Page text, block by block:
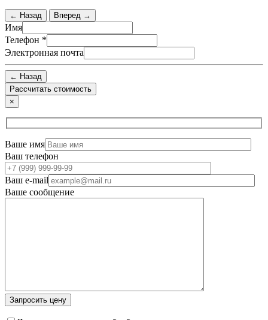
← Назад Вперед →
Имя
Телефон *
Электронная почта
← Назад
×
Ваше имя
Ваш телефон
Ваш e-mail
Ваше сообщение